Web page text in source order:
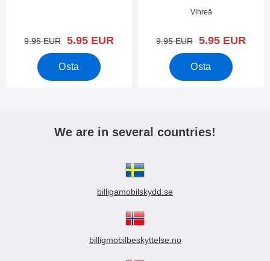
vanha hinta
9.95 EUR uusi hinta
5.95 EUR
Osta
Tuote.nro 22780
Vihreä
vanha hinta
9.95 EUR uusi hinta
5.95 EUR
Osta
We are in several countries!
billigamobilskydd.se
billigmobilbeskyttelse.no